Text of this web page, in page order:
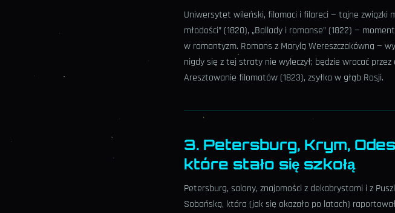
Uniwersytet wileński, filomaci i filareci — tajne związki
młodości” (1820), „Ballady i romanse” (1822) —
w romantyzm. Romans z Marylą Wereszczakówną —
nigdy się z tej straty nie wyleczył; będzie wracać
Aresztowanie filomatów (1823), zsyłka w głąb Rosji.
3. Petersburg, Krym,
które stało się szkołą
Petersburg, salony, znajomości z dekabrystami i z
Sobańską, która (jak się okazało po latach)